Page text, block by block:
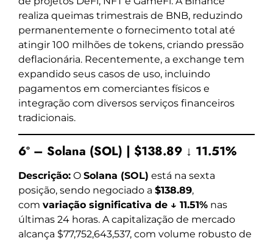
realiza queimas trimestrais de BNB, reduzindo
permanentemente o fornecimento total até
atingir 100 milhões de tokens, criando pressão
deflacionária. Recentemente, a exchange tem
expandido seus casos de uso, incluindo
pagamentos em comerciantes físicos e
integração com diversos serviços financeiros
tradicionais.
6º – Solana (SOL) | $138.89 ↓ 11.51%
Descrição: O Solana (SOL) está na sexta
posição, sendo negociado a $138.89,
com variação significativa de ↓ 11.51% nas
últimas 24 horas. A capitalização de mercado
alcança $77,752,643,537, com volume robusto de